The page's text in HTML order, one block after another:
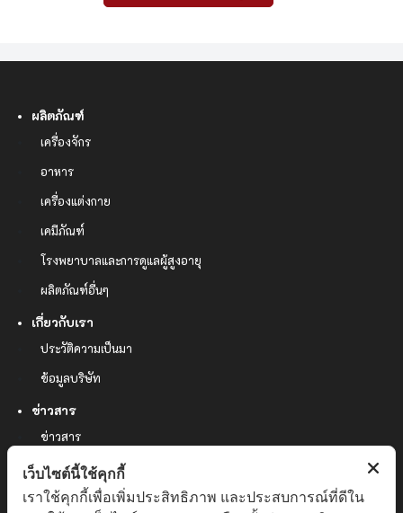
ผลิตภัณฑ์
เครื่องจักร
อาหาร
เครื่องแต่งกาย
เคมีภัณฑ์
โรงพยาบาลและการดูแลผู้สูงอายุ
ผลิตภัณฑ์อื่นๆ
เกี่ยวกับเรา
ประวัติความเป็นมา
ข้อมูลบริษัท
ข่าวสาร
ข่าวสาร
ผลงาน
ติดต่อเรา
เว็บไซต์นี้ใช้คุกกี้
เราใช้คุกกี้เพื่อเพิ่มประสิทธิภาพ และประสบการณ์ที่ดีใน